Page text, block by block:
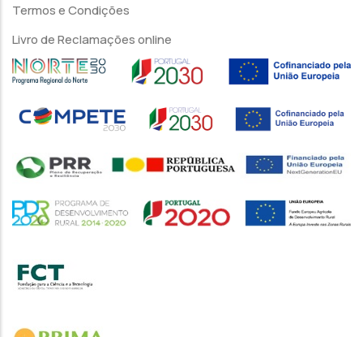
Termos e Condições
Livro de Reclamações online